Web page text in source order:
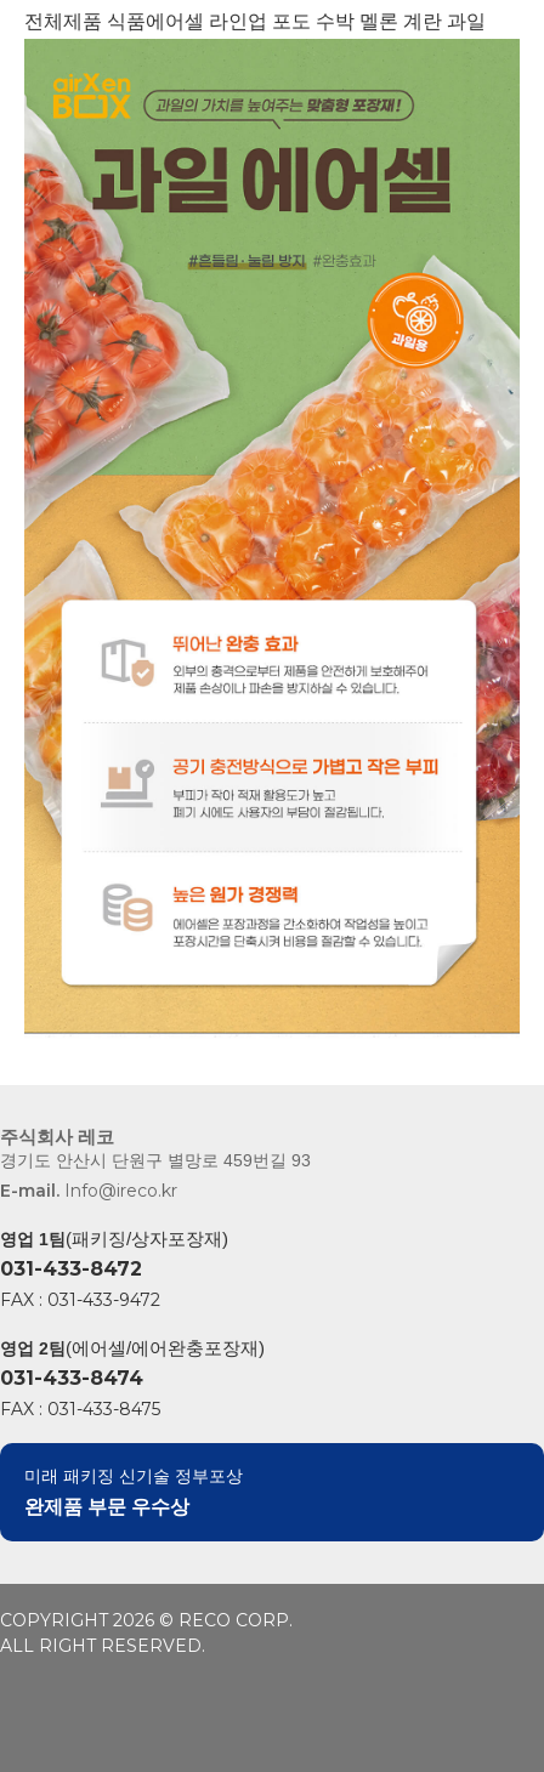
전체제품 식품에어셀 라인업 포도 수박 멜론 계란 과일
주식회사 레코
경기도 안산시 단원구 별망로 459번길 93
E-mail. Info@ireco.kr
영업 1팀(패키징/상자포장재)
031-433-8472
FAX : 031-433-9472
영업 2팀(에어셀/에어완충포장재)
031-433-8474
FAX : 031-433-8475
미래 패키징 신기술 정부포상
완제품 부문 우수상
COPYRIGHT 2026 © RECO CORP.
ALL RIGHT RESERVED.